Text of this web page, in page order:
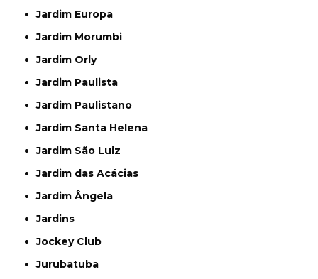
Jardim Europa
Jardim Morumbi
Jardim Orly
Jardim Paulista
Jardim Paulistano
Jardim Santa Helena
Jardim São Luiz
Jardim das Acácias
Jardim Ângela
Jardins
Jockey Club
Jurubatuba